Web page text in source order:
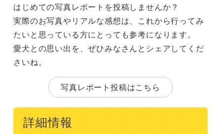
はじめての写真レポートを投稿しませんか？
実際のお写真やリアルな感想は、これから行ってみ
たいと思っている方にとっても参考になります。
愛犬との思い出を、ぜひみなさんとシェアしてくだ
さいね。
写真レポート投稿はこちら
詳細情報